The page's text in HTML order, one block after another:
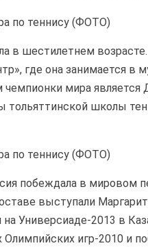
в шестилетнем возрасте.
где она занимается в
мира является
школы
побеждала в мировом
выступали
Универсиаде-2013 в
игр-2010 и